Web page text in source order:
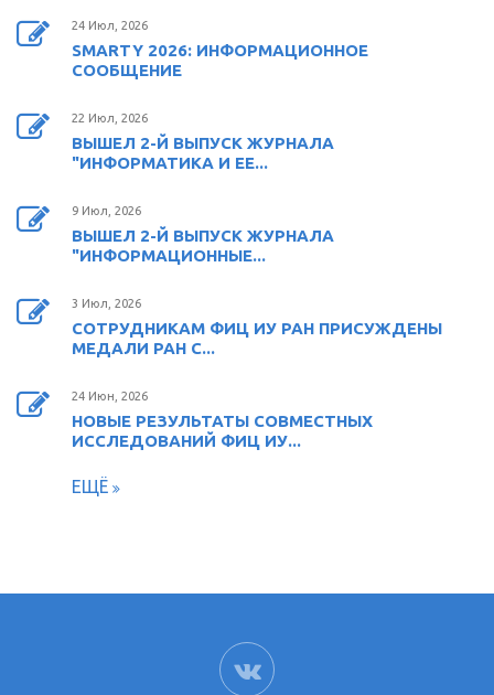
24 Июл, 2026
SMARTY 2026: ИНФОРМАЦИОННОЕ
СООБЩЕНИЕ
22 Июл, 2026
ВЫШЕЛ 2-Й ВЫПУСК ЖУРНАЛА
"ИНФОРМАТИКА И ЕЕ...
9 Июл, 2026
ВЫШЕЛ 2-Й ВЫПУСК ЖУРНАЛА
"ИНФОРМАЦИОННЫЕ...
3 Июл, 2026
СОТРУДНИКАМ ФИЦ ИУ РАН ПРИСУЖДЕНЫ
МЕДАЛИ РАН С...
24 Июн, 2026
НОВЫЕ РЕЗУЛЬТАТЫ СОВМЕСТНЫХ
ИССЛЕДОВАНИЙ ФИЦ ИУ...
ЕЩЁ
ВК